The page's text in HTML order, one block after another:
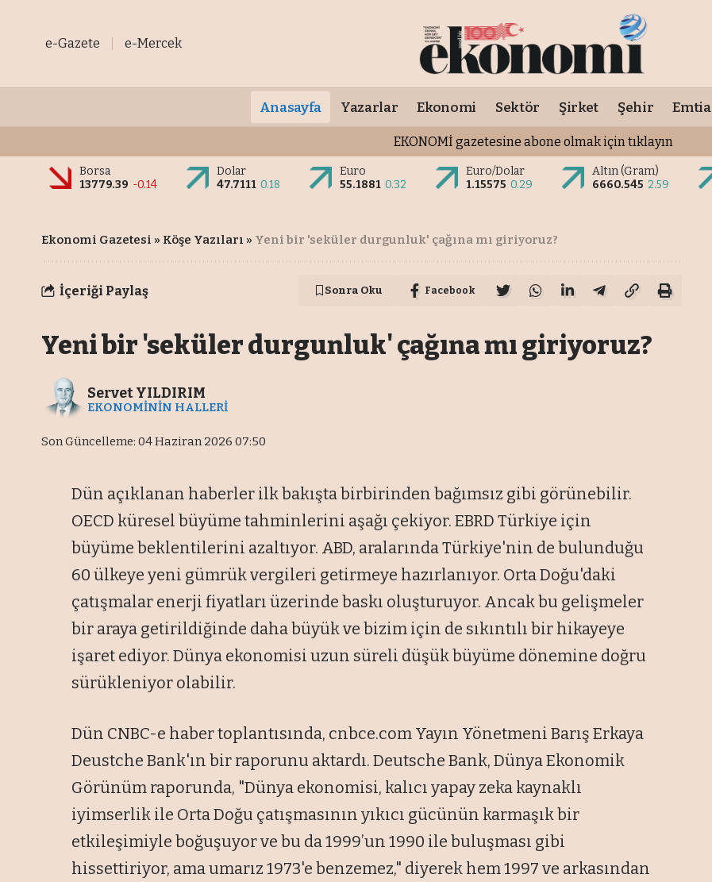
e-Gazete e-Mercek
Anasayfa Yazarlar Ekonomi Sektör Şirket Şehir Emtia
EKONOMİ gazetesine abone olmak için tıklayın
Borsa
13779.39 -0.14
Dolar
47.7111 0.18
Euro
55.1881 0.32
Euro/Dolar
1.15575 0.29
Altın (Gram)
6660.545 2.59
Ekonomi Gazetesi » Köşe Yazıları » Yeni bir 'seküler durgunluk' çağına mı giriyoruz?
İçeriği Paylaş Sonra Oku Facebook
Yeni bir 'seküler durgunluk' çağına mı giriyoruz?
Son Güncelleme: 04 Haziran 2026 07:50
Servet YILDIRIM
EKONOMİNİN HALLERİ
Dün açıklanan haberler ilk bakışta birbirinden bağımsız gibi görünebilir.
OECD küresel büyüme tahminlerini aşağı çekiyor. EBRD Türkiye için
büyüme beklentilerini azaltıyor. ABD, aralarında Türkiye'nin de bulunduğu
60 ülkeye yeni gümrük vergileri getirmeye hazırlanıyor. Orta Doğu'daki
çatışmalar enerji fiyatları üzerinde baskı oluşturuyor. Ancak bu gelişmeler
bir araya getirildiğinde daha büyük ve bizim için de sıkıntılı bir hikayeye
işaret ediyor. Dünya ekonomisi uzun süreli düşük büyüme dönemine doğru
sürükleniyor olabilir.
Dün CNBC-e haber toplantısında, cnbce.com Yayın Yönetmeni Barış Erkaya
Deustche Bank'ın bir raporunu aktardı. Deutsche Bank, Dünya Ekonomik
Görünüm raporunda, "Dünya ekonomisi, kalıcı yapay zeka kaynaklı
iyimserlik ile Orta Doğu çatışmasının yıkıcı gücünün karmaşık bir
etkileşimiyle boğuşuyor ve bu da 1999’un 1990 ile buluşması gibi
hissettiriyor, ama umarız 1973'e benzemez," diyerek hem 1997 ve arkasından